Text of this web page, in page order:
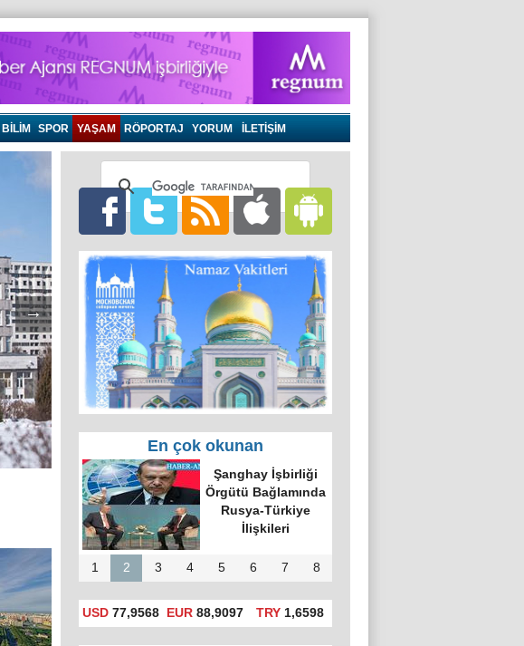
BILIM SPOR YAŞAM RÖPORTAJ YORUM İLETİŞİM
→
En çok okunan
Şanghay İşbirliği
Örgütü Bağlamında
Rusya-Türkiye
İlişkileri
1 2 3 4 5 6 7 8
USD 77,9568 EUR 88,9097 TRY1,6598